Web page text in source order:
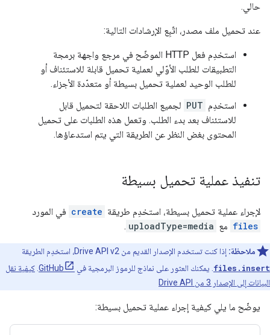
حالي.
عند تحميل ملف مصدر، اتّبِع الإرشادات التالية:
استخدِم فعل HTTP الموضّح في مرجع واجهة برمجة
التطبيقات للطلب الأوّلي لعملية تحميل قابلة للاستئناف أو
للطلب الوحيد لعملية تحميل بسيطة أو متعدّدة الأجزاء.
استخدِم PUT لجميع الطلبات اللاحقة لتحميل قابل
للاستئناف بعد بدء الطلب. وتعمل هذه الطلبات على تحميل
المحتوى بغض النظر عن الطريقة التي يتم استدعاؤها.
تنفيذ عملية تحميل بسيطة
لإجراء عملية تحميل بسيطة، استخدِم طريقة create في المورد
files مع uploadType=media
.
ملاحظة: إذا كنت تستخدم الإصدار القديم من Drive API v2، استخدِم الطريقة
files.insert . يمكنك العثور على نماذج للرموز البرمجية في GitHub كيفية نقل
البيانات إلى الإصدار 3 من Drive API
يوضّح ما يلي كيفية إجراء عملية تحميل بسيطة: